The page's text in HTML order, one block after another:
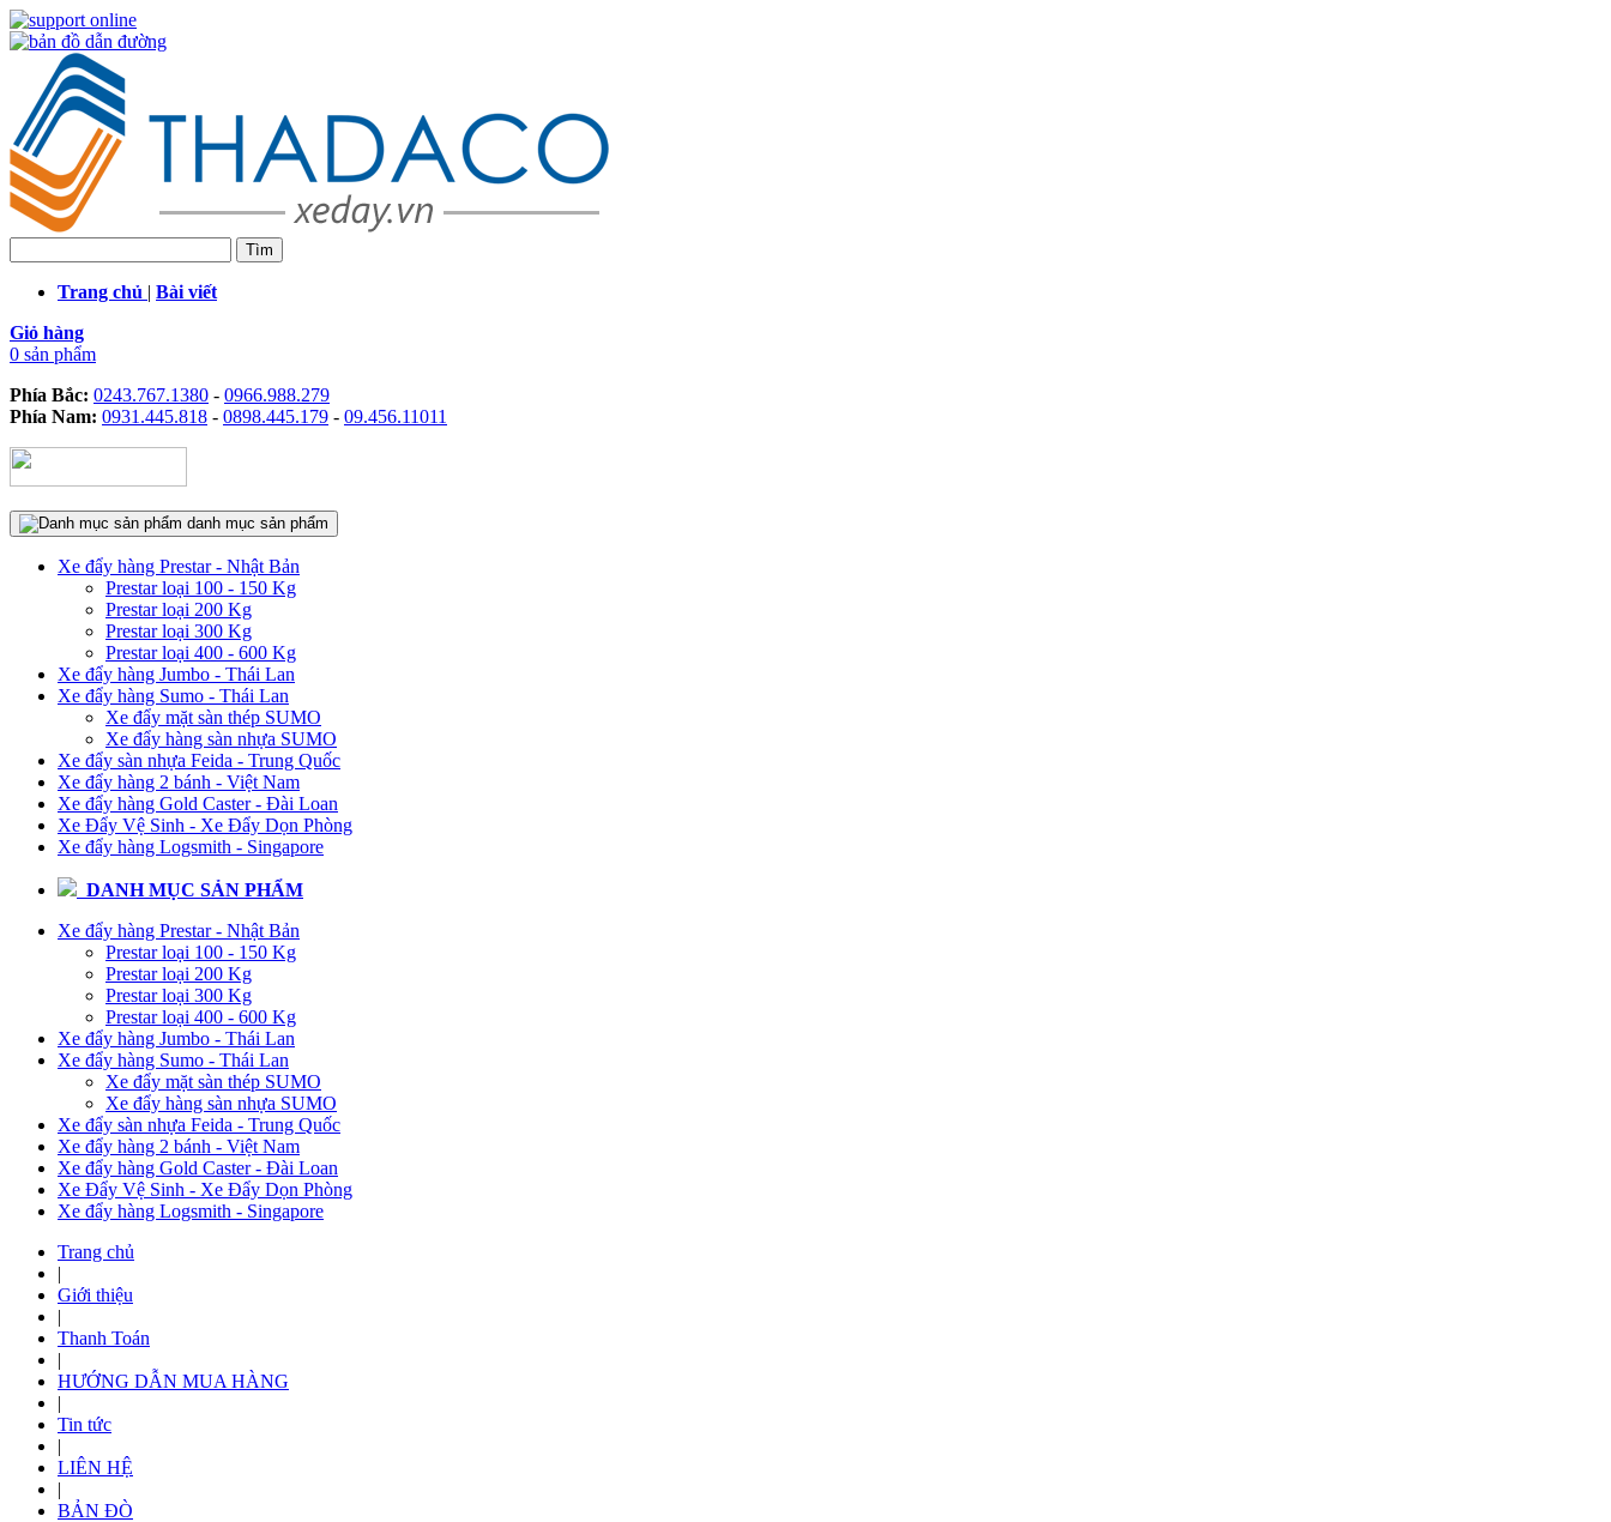
Trang chủ | Bài viết
Giỏ hàng
0 sản phẩm
Phía Bắc: 0243.767.1380 - 0966.988.279
Phía Nam: 0931.445.818 - 0898.445.179 - 09.456.11011
danh mục sản phẩm
Xe đẩy hàng Prestar - Nhật Bản
Prestar loại 100 - 150 Kg
Prestar loại 200 Kg
Prestar loại 300 Kg
Prestar loại 400 - 600 Kg
Xe đẩy hàng Jumbo - Thái Lan
Xe đẩy hàng Sumo - Thái Lan
Xe đẩy mặt sàn thép SUMO
Xe đẩy hàng sàn nhựa SUMO
Xe đẩy sàn nhựa Feida - Trung Quốc
Xe đẩy hàng 2 bánh - Việt Nam
Xe đẩy hàng Gold Caster - Đài Loan
Xe Đẩy Vệ Sinh - Xe Đẩy Dọn Phòng
Xe đẩy hàng Logsmith - Singapore
DANH MỤC SẢN PHẨM
Xe đẩy hàng Prestar - Nhật Bản
Prestar loại 100 - 150 Kg
Prestar loại 200 Kg
Prestar loại 300 Kg
Prestar loại 400 - 600 Kg
Xe đẩy hàng Jumbo - Thái Lan
Xe đẩy hàng Sumo - Thái Lan
Xe đẩy mặt sàn thép SUMO
Xe đẩy hàng sàn nhựa SUMO
Xe đẩy sàn nhựa Feida - Trung Quốc
Xe đẩy hàng 2 bánh - Việt Nam
Xe đẩy hàng Gold Caster - Đài Loan
Xe Đẩy Vệ Sinh - Xe Đẩy Dọn Phòng
Xe đẩy hàng Logsmith - Singapore
Trang chủ
|
Giới thiệu
|
Thanh Toán
|
HƯỚNG DẪN MUA HÀNG
|
Tin tức
|
LIÊN HỆ
|
BẢN ĐÒ